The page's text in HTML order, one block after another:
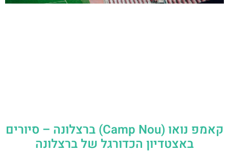
קאמפ נואו (Camp Nou) ברצלונה – סיורים
באצטדיון הכדורגל של ברצלונה